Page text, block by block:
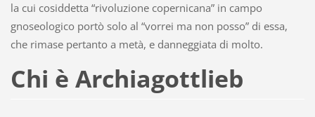
la cui cosiddetta “rivoluzione copernicana” in campo
gnoseologico portò solo al “vorrei ma non posso” di essa,
che rimase pertanto a metà, e danneggiata di molto.
Chi è Archiagottlieb